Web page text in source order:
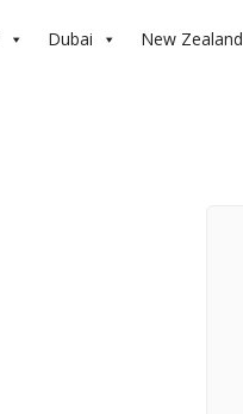
Dubai New Zealand